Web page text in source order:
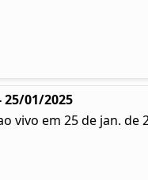
25/01/2025
vivo em 25 de jan. de